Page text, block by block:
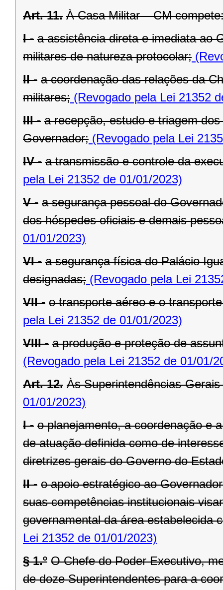
Art. 11. À Casa Militar – CM
I - a assistência direta e imediata ao
militares de natureza protocolar;
II - a coordenação das relações da
militares; (Revogado pela Lei 21352
III - a recepção, estudo e triagem
Governador; (Revogado pela Lei
IV - a transmissão e controle da
pela Lei 21352 de 01/01/2023)
V - a segurança pessoal do
dos hóspedes oficiais e demais
01/01/2023)
VI - a segurança física do Palácio
designadas; (Revogado pela Lei
VII - o transporte aéreo e o
pela Lei 21352 de 01/01/2023)
VIII - a produção e proteção de
(Revogado pela Lei 21352 de 01/01/
Art. 12. Às Superintendências-
01/01/2023)
I - o planejamento, a coordenação e
de atuação definida como de
diretrizes gerais do Governo do
II - o apoio estratégico ao
suas competências institucionais
governamental da área estabelecida
Lei 21352 de 01/01/2023)
§ 1.º O Chefe do Poder Executivo,
de doze Superintendentes para a